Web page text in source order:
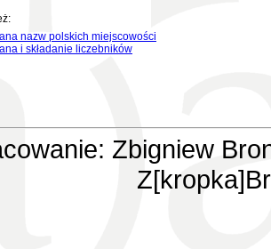
nazw polskich miejscowości
i składanie liczebników
Zbigniew